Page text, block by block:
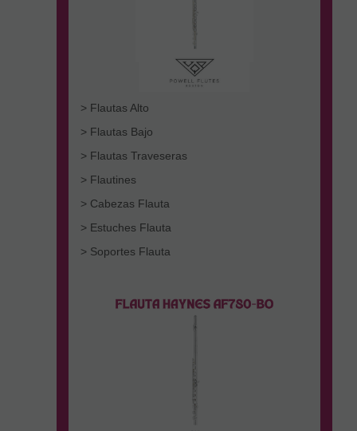
> Flautas Alto
> Flautas Bajo
> Flautas Traveseras
> Flautines
> Cabezas Flauta
> Estuches Flauta
> Soportes Flauta